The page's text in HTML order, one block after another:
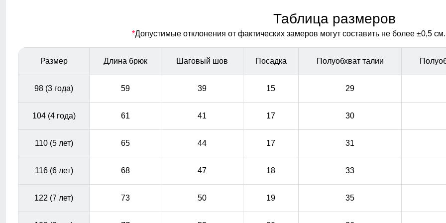
Направлены на отражение всего света, попадающего
на них с целью предотвращения дорожно-
транспортного происшествия.
любой активности.
любой активности.Таблица размеров
*Допустимые отклонения от фактических замеров могут составить не более ±0,5
Размер Длина брюк Шаговый шов Посадка Полуобхват талии
98 (3 года) 59 39 15 29
104 (4 года) 61 41 17 30
110 (5 лет) 65 44 17 31
116 (6 лет) 68 47 18 33
122 (7 лет) 73 50 19 35